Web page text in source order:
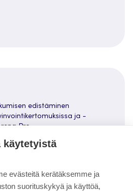
edistäminen
ja -
Pro.
käytetyistä
evästeitä kerätäksemme ja
suorituskykyä ja käyttöä,